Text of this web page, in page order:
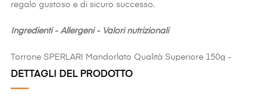
regalo gustoso e di sicuro successo.
Ingredienti - Allergeni - Valori nutrizionali
Torrone SPERLARI Mandorlato Qualità Superiore 150g -
INGREDIENTI:MANDORLE
(50%), miele (21%),zucchero,
sciroppo di glucosio, sciroppo di glucosio - fruttosio, ostie
DETTAGLI DEL PRODOTTO